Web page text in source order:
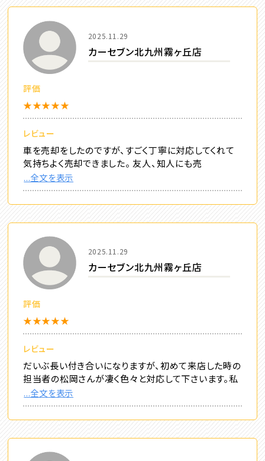
2025.11.29
カーセブン北九州霧ヶ丘店
評価
★★★★★
レビュー
車を売却をしたのですが、すごく丁寧に対応してくれて
気持ちよく売却できました。 友人、知人にも売
...全文を表示
2025.11.29
カーセブン北九州霧ヶ丘店
評価
★★★★★
レビュー
だいぶ長い付き合いになりますが、初めて来店した時の
担当者の松岡さんが凄く色々と対応して下さいます。私
...全文を表示